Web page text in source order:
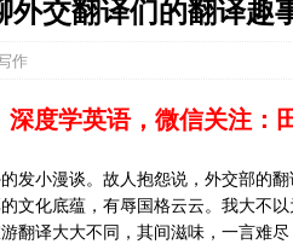
外交翻译们的翻译趣
作
深度学英语，微信关注：
发小漫谈。故人抱怨说，外交部的
文化底蕴，有辱国格云云。我大不
翻译大大不同，其间滋味，一言难尽